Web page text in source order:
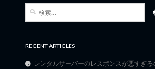
RECENT ARTICLES
レンタルサーバーのレスポンスが悪すぎる